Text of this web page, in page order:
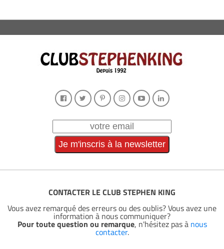
CONTACTER LE CLUB STEPHEN KING
Vous avez remarqué des erreurs ou des oublis? Vous avez une
information à nous communiquer?
Pour toute question ou remarque, n'hésitez pas à nous
contacter.